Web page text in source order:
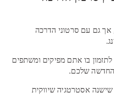
אך גם עם סרטוני הדרכה
בו אתם מפיקים ומשתפים
החדשה שלכם.
אסטרטגיה שיווקית